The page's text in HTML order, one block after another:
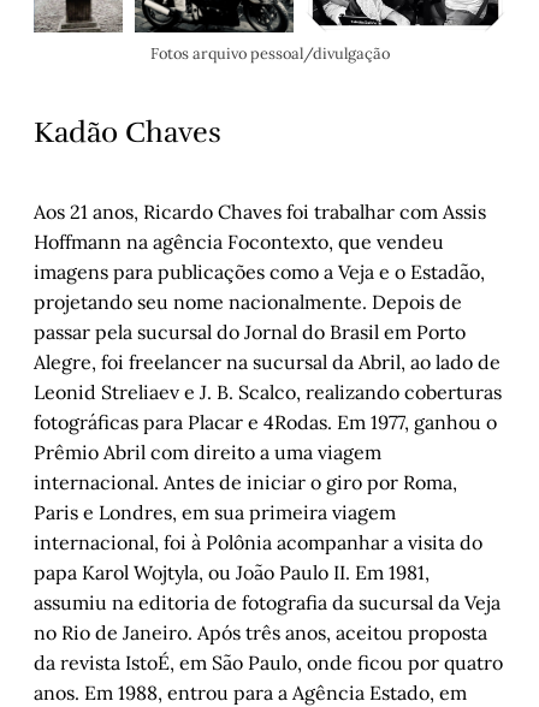
Fotos arquivo pessoal/divulgação
Kadão Chaves
Aos 21 anos, Ricardo Chaves foi trabalhar com Assis
Hoffmann na agência Focontexto, que vendeu
imagens para publicações como a Veja e o Estadão,
projetando seu nome nacionalmente. Depois de
passar pela sucursal do Jornal do Brasil em Porto
Alegre, foi freelancer na sucursal da Abril, ao lado de
Leonid Streliaev e J. B. Scalco, realizando coberturas
fotográficas para Placar e 4Rodas. Em 1977, ganhou o
Prêmio Abril com direito a uma viagem
internacional. Antes de iniciar o giro por Roma,
Paris e Londres, em sua primeira viagem
internacional, foi à Polônia acompanhar a visita do
papa Karol Wojtyla, ou João Paulo II. Em 1981,
assumiu na editoria de fotografia da sucursal da Veja
no Rio de Janeiro. Após três anos, aceitou proposta
da revista IstoÉ, em São Paulo, onde ficou por quatro
anos. Em 1988, entrou para a Agência Estado, em